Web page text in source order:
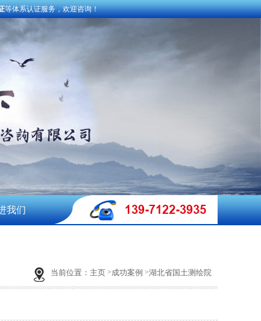
等体系认证服务，欢迎咨询！
我们
当前位置： 主页 成功案例 湖北省国土测绘院